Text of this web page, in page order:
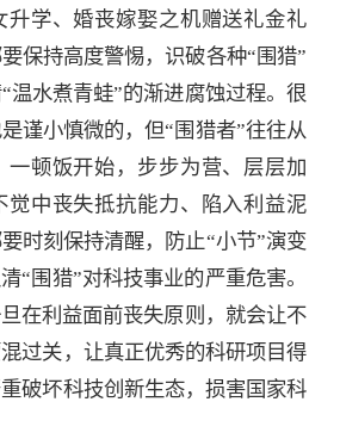
升学、婚丧嫁娶之机赠送礼金礼
保持高度警惕，识破各种“围猎”
温水煮青蛙”的渐进腐蚀过程。很
谨小慎微的，但“围猎者”往往从
一顿饭开始，步步为营、层层加
觉中丧失抵抗能力、陷入利益泥
时刻保持清醒，防止“小节”演变
“围猎”对科技事业的严重危害。
在利益面前丧失原则，就会让不
过关，让真正优秀的科研项目得
破坏科技创新生态，损害国家科